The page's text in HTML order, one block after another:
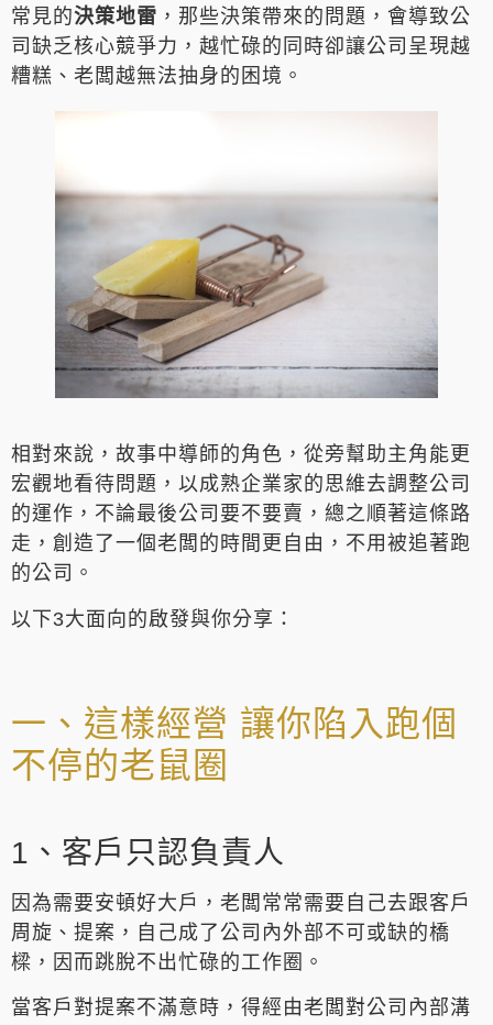
常見的決策地雷 ，那些決策帶來的問題，會導致公
司缺乏核心競爭力，越忙碌的同時卻讓公司呈現越
糟糕、老闆越無法抽身的困境。
相對來說，故事中導師的角色，從旁幫助主角能更
宏觀地看待問題，以成熟企業家的思維去調整公司
的運作，不論最後公司要不要賣，總之順著這條路
走，創造了一個老闆的時間更自由，不用被追著跑
的公司。
以下3大面向的啟發與你分享：
一、這樣經營 讓你陷入跑個
不停的老鼠圈
1、客戶只認負責人
因為需要安頓好大戶，老闆常常需要自己去跟客戶
周旋、提案，自己成了公司內外部不可或缺的橋
樑，因而跳脫不出忙碌的工作圈。
當客戶對提案不滿意時，得經由老闆對公司內部溝